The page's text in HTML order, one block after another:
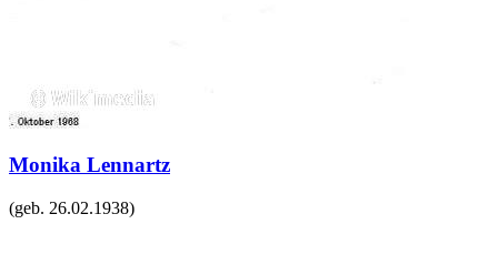
Monika Lennartz
(geb. 26.02.1938)